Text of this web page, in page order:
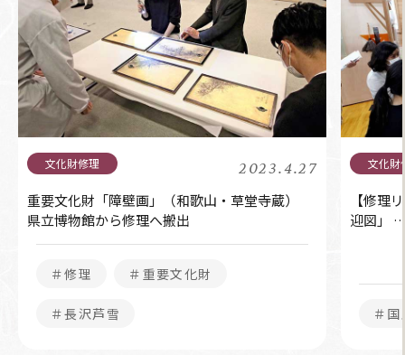
2023.4.27
重要文化財「障壁画」（和歌山・草堂寺蔵）
県立博物館から修理へ搬出
＃修理 ＃重要文化財
＃長沢芦雪
【修理
迎図」
＃国